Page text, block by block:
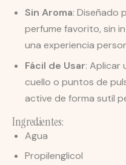
Sin Aroma: Diseñado
perfume favorito, sin
una experiencia
Fácil de Usar: Aplicar
cuello o puntos de
active de forma sutil
Ingredientes:
Agua
Propilenglicol